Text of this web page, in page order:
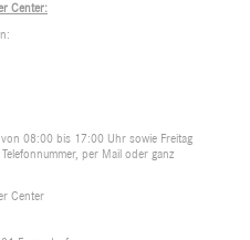
Center:
08:00 bis 17:00 Uhr sowie Freitag
per Mail oder ganz
Center